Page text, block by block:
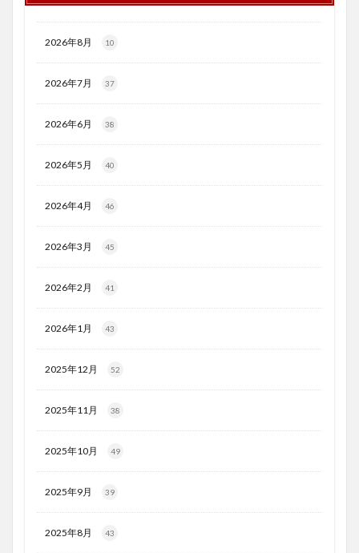
2026年8月 10
2026年7月 37
2026年6月 38
2026年5月 40
2026年4月 46
2026年3月 45
2026年2月 41
2026年1月 43
2025年12月 52
2025年11月 38
2025年10月 49
2025年9月 39
2025年8月 43